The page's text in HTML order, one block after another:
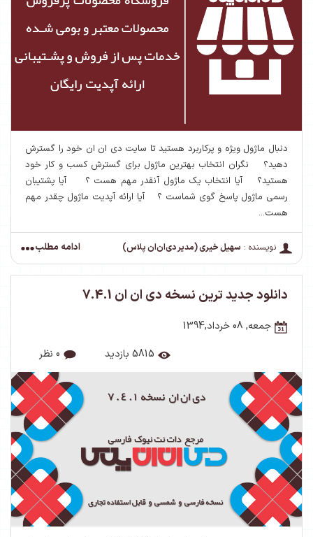
دنبال ماژول ویژه و پرکاربرد هستید تا سایت دی ان ان خود را گسترش
دهید؟ نگران انتخاب بهترین ماژول برای گسترش کسب و کار خود
هستید؟ آیا انتخاب یک ماژول آنقدر مهم هست ؟ آیا پشتیبان
رسمی ماژول پاسخ گوی شماست ؟ آیا ارائه آپدیت ماژول چقدر مهم
هست...
نویسنده : سهیل خیری (مدیر دی‌ان‌ان پلاس) ادامه مطلب
دانلود جدید ترین نسخه دی ان ان 7.4.1
جمعه, 08 خرداد,1394